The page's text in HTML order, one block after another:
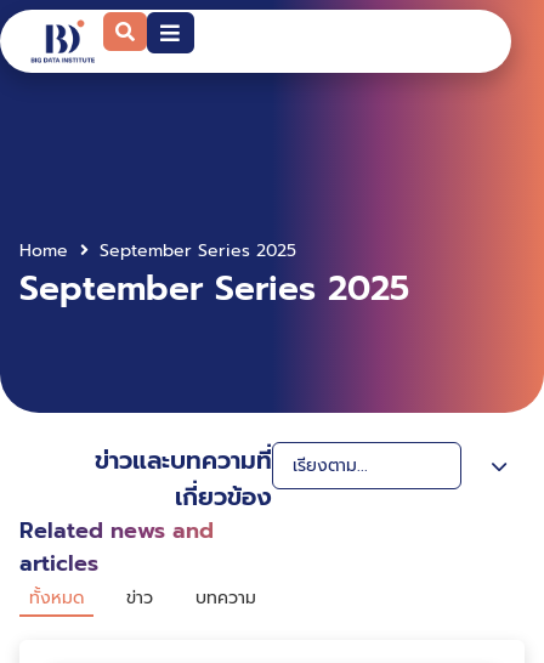
Home September Series 2025
September Series 2025
ข่าวและบทความที่
เกี่ยวข้อง
Related news and
articles
ทั้งหมด ข่าว บทความ